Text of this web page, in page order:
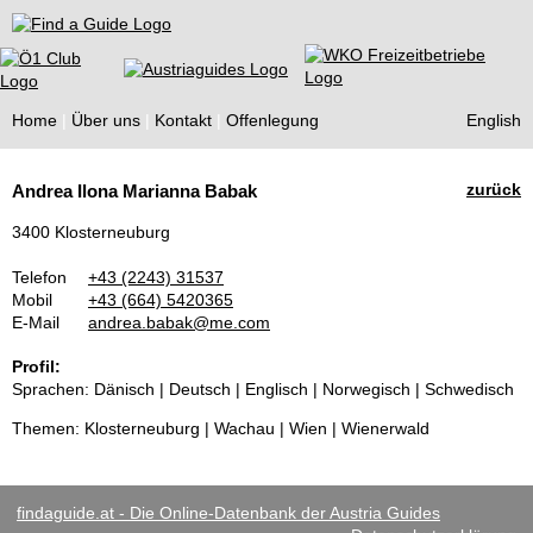
Find a Guide
Home Über uns Kontakt Offenlegung English
Guides
zurück
Andrea Ilona Marianna Babak
3400 Klosterneuburg
Telefon
+43 (2243) 31537
Mobil
+43 (664) 5420365
E-Mail
andrea.babak@me.com
Profil:
Sprachen: Dänisch | Deutsch | Englisch | Norwegisch | Schwedisch
Themen: Klosterneuburg | Wachau | Wien | Wienerwald
findaguide.at - Die Online-Datenbank der Austria Guides